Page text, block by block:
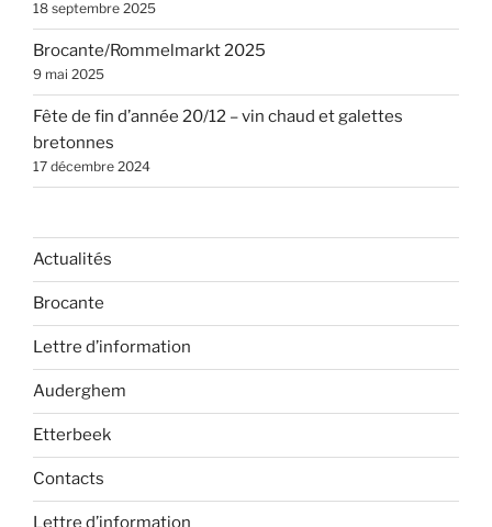
18 septembre 2025
Brocante/Rommelmarkt 2025
9 mai 2025
Fête de fin d’année 20/12 – vin chaud et galettes
bretonnes
17 décembre 2024
Actualités
Brocante
Lettre d’information
Auderghem
Etterbeek
Contacts
Lettre d’information